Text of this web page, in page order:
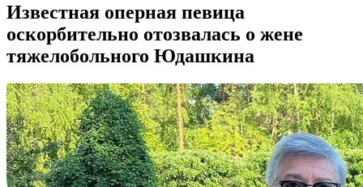
Известная оперная певица
оскорбительно отозвалась о жене
тяжелобольного Юдашкина